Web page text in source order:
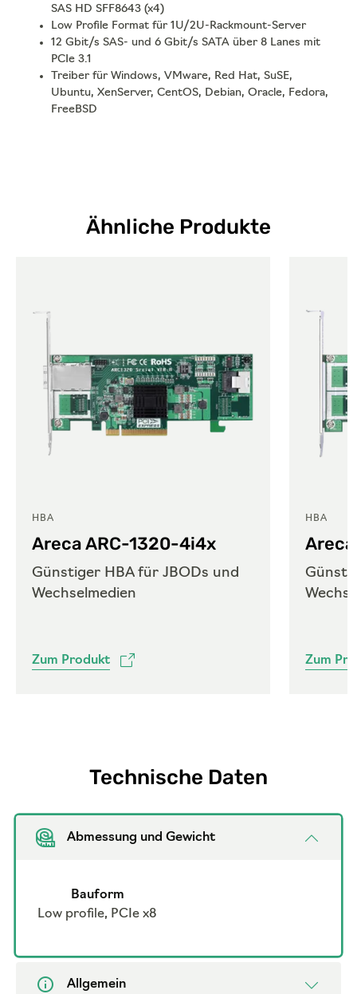
SAS HD SFF8643 (x4)
Low Profile Format für 1U/2U-Rackmount-Server
12 Gbit/s SAS- und 6 Gbit/s SATA über 8 Lanes mit
PCIe 3.1
Treiber für Windows, VMware, Red Hat, SuSE,
Ubuntu, XenServer, CentOS, Debian, Oracle, Fedora,
FreeBSD
Ähnliche Produkte
HBA
Areca ARC-1320-4i4x
Günstiger HBA für JBODs und
Wechselmedien
Zum Produkt
HBA
Zum
Technische Daten
Abmessung und Gewicht
Bauform
Low profile, PCIe x8
Allgemein